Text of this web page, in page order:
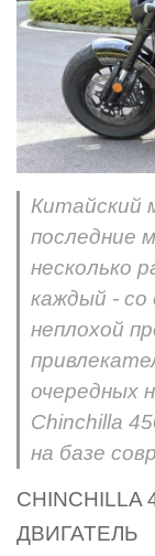
Китайский
последние
несколько
каждый - со
неплохой
очередных
Chinchilla
на базе
CHINCHILLA
ДВИГАТЕЛЬ